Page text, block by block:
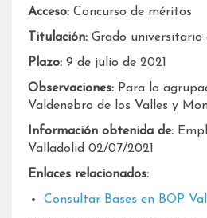
Acceso: Concurso de méritos
Titulación: Grado universitario
Plazo: 9 de julio de 2021
Observaciones: Para la
Valdenebro de los Valles y
Información obtenida de:
Valladolid 02/07/2021
Enlaces relacionados:
Consultar Bases en BOP